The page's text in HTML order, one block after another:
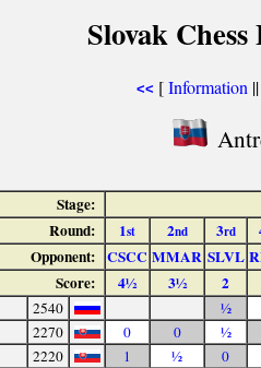
Slovak
<< [Information
Stage:
Round:
1st 2nd 3rd
Opponent: CSCC MMAR SLVL
Score:
4½ 3½ 2
2540
½
2270 0 0
½
2220 1 ½
0